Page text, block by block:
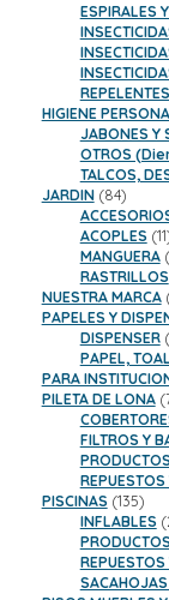
ESPIRALES
REPELENTES
HIGIENE
JABONES Y
OTROS
TALCOS,
JARDIN 8484
ACOPLES 11
MANGUERA
RASTRILLOS
NUESTRA MARCA
PAPELES Y
DISPENSER
PAPEL,
PARA
PILETA DE LONA
FILTROS Y
PISCINAS 135135
INFLABLES